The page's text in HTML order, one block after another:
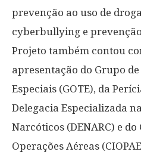
prevenção ao uso de
cyberbullying e
Projeto também contou
apresentação do Grupo
Especiais (GOTE), da
Delegacia Especializada
Narcóticos (DENARC) e
Operações Aéreas